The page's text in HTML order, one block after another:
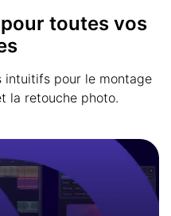
toutes vos
intuitifs pour le montage
la retouche photo.